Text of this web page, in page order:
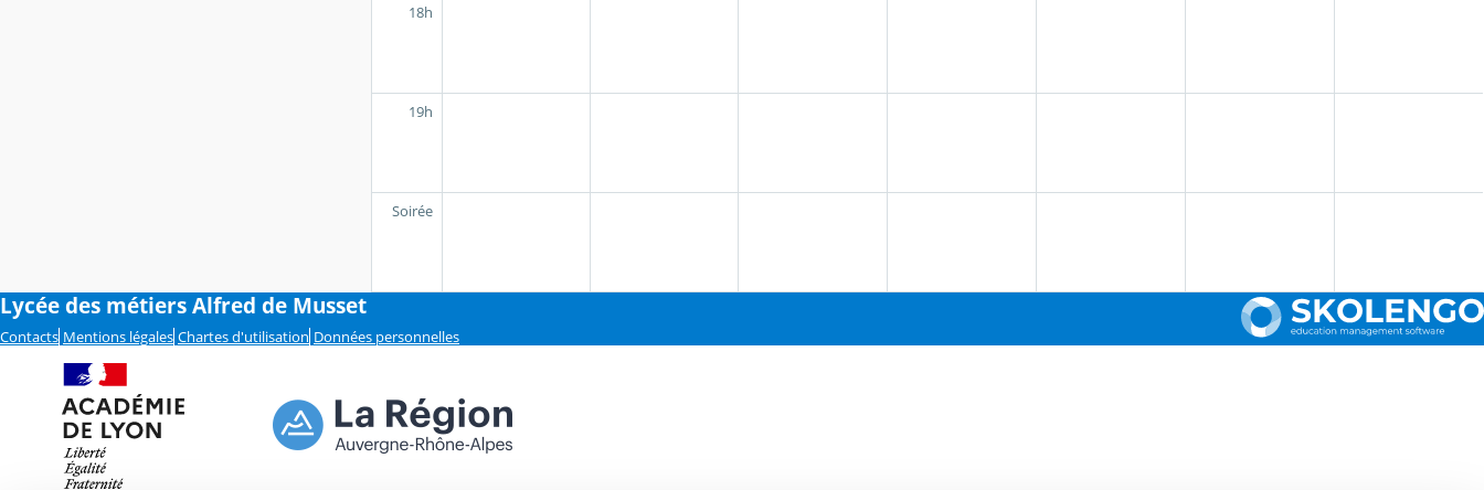
18h
19h
Soirée
Lycée des métiers Alfred de Musset
Contacts Mentions légales Chartes d'utilisation Données personnelles